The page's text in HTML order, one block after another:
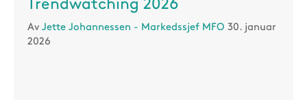
Trendwatching 2026
Av Jette Johannessen - Markedssjef MFO 30. januar
2026